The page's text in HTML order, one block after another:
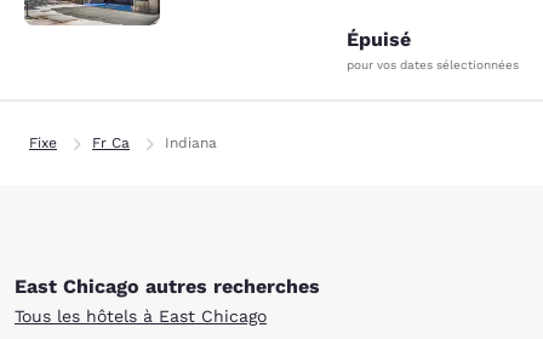
Épuisé
pour vos dates sélectionnées
Fixe Fr Ca Indiana
East Chicago autres recherches
Tous les hôtels à East Chicago